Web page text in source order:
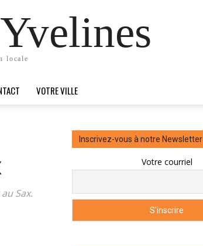
locale
VOTRE VILLE
Sax.
Inscrivez-vous à notre Newsletter
Votre courriel